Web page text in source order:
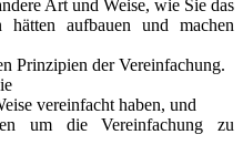
Art und Weise, wie Sie das
aufbauen und machen
Prinzipien der Vereinfachung.
vereinfacht haben, und
um die Vereinfachung zu